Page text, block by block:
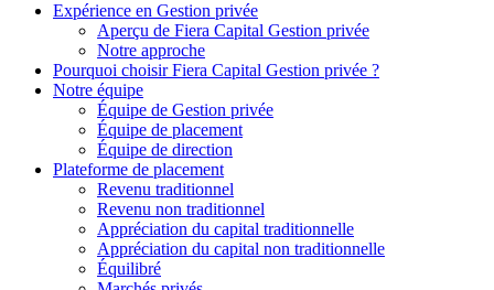
Expérience en Gestion privée
Aperçu de Fiera Capital Gestion privée
Notre approche
Pourquoi choisirFiera Capital Gestion privée ?
Notre équipe
Équipe de Gestion privée
Équipe de placement
Équipe de direction
Plateforme de placement
Revenu traditionnel
Revenu non traditionnel
Appréciation du capital traditionnelle
Appréciation du capital non traditionnelle
Équilibré